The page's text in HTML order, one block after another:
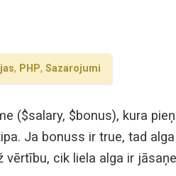
, PHP, Sazarojumi
($salary, $bonus), kura
Ja bonuss ir true, tad
cik liela alga ir